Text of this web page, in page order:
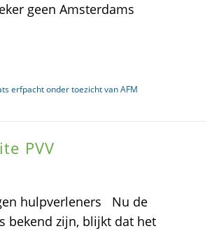
geen Amsterdams
erfpacht onder toezicht van AFM
PVV
hulpverleners Nu de
bekend zijn, blijkt dat het